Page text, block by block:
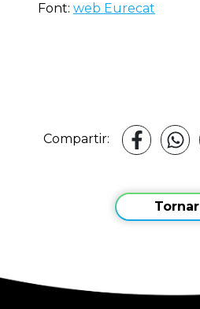
Font: web Eurecat
Compartir:
Tornar